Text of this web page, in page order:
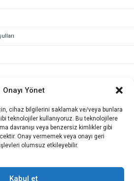
Onayı Yönet
cihaz bilgilerini saklamak ve/veya bunlara
teknolojiler kullanıyoruz. Bu teknolojilere
davranışı veya benzersiz kimlikler gibi
Onay vermemek veya onayı geri
olumsuz etkileyebilir.
Kabul et